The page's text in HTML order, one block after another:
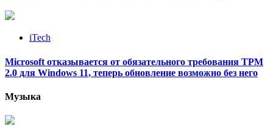
iTech
Microsoft отказывается от обязательного требования TPM
2.0 для Windows 11, теперь обновление возможно без него
Музыка